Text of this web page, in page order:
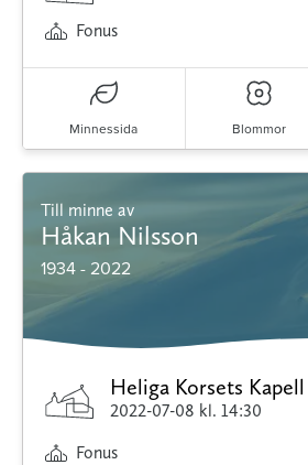
Fonus
Minnessida Blommor
Till minne av
Håkan Nilsson
1934 - 2022
Heliga Korsets Kapell
2022-07-08 kl. 14:30
Fonus